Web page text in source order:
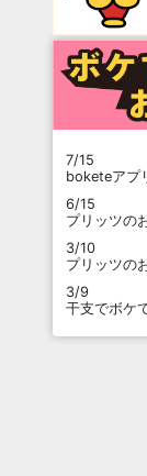
7/15
boketeアプ
6/15
プリッツの
3/10
プリッツの
3/9
干支でボケ